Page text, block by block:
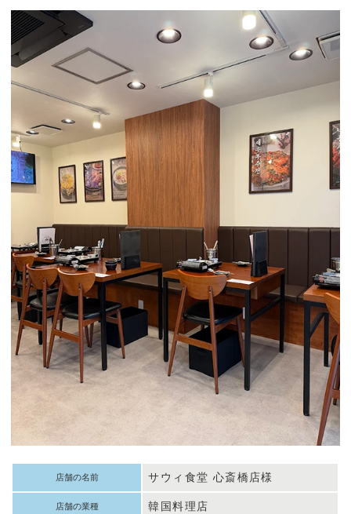
店舗の名前 サウィ食堂 心斎橋店様
店舗の業種 韓国料理店